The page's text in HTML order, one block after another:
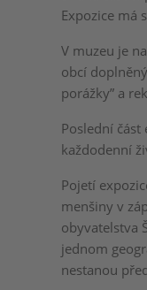
Expozice má
V muzeu je
obcí
porážky” a
Poslední
každodenní
Pojetí
menšiny v
obyvatelstva
jednom
nestanou